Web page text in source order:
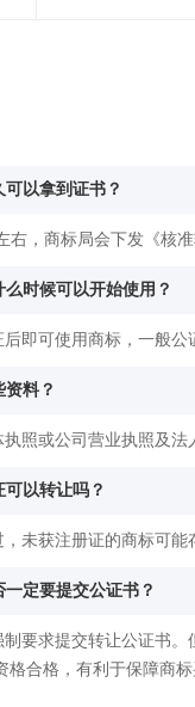
以拿到证书？
右，商标局会下发《核准
时候可以开始使用？
即可使用商标，一般公
料？
照或公司营业执照及法
以转让吗？
未获注册证的商标可能
定要提交公证书？
要求提交转让公证书
格合格，有利于保障商